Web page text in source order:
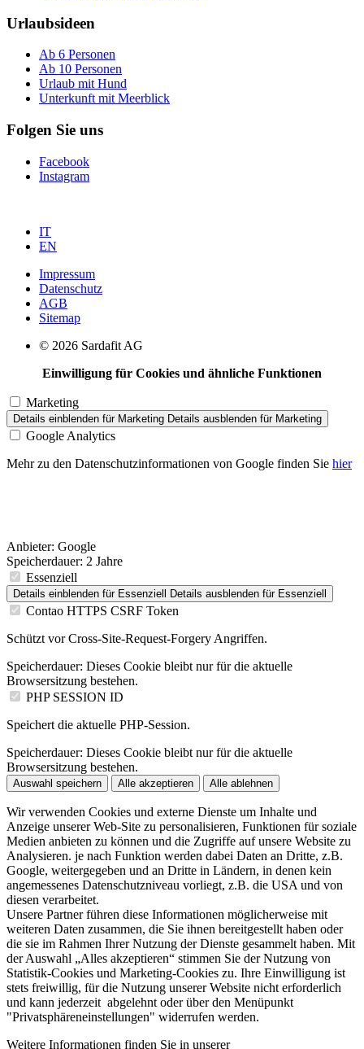
Urlaubsideen
Ab 6 Personen
Ab 10 Personen
Urlaub mit Hund
Unterkunft mit Meerblick
Folgen Sie uns
Facebook
Instagram
IT
EN
Impressum
Datenschutz
AGB
Sitemap
© 2026 Sardafit AG
Einwilligung für Cookies und ähnliche Funktionen
Marketing
Details einblenden für Marketing Details ausblenden für Marketing
Google Analytics
Mehr zu den Datenschutzinformationen von Google finden Sie hier
Anbieter: Google
Speicherdauer: 2 Jahre
Essenziell
Details einblenden für Essenziell Details ausblenden für Essenziell
Contao HTTPS CSRF Token
Schützt vor Cross-Site-Request-Forgery Angriffen.
Speicherdauer: Dieses Cookie bleibt nur für die aktuelle
Browsersitzung bestehen.
PHP SESSION ID
Speichert die aktuelle PHP-Session.
Speicherdauer: Dieses Cookie bleibt nur für die aktuelle
Browsersitzung bestehen.
Auswahl speichern Alle akzeptieren Alle ablehnen
Wir verwenden Cookies und externe Dienste um Inhalte und
Anzeige unserer Web-Site zu personalisieren, Funktionen für soziale
Medien anbieten zu können und die Zugriffe auf unsere Website zu
Analysieren. je nach Funktion werden dabei Daten an Dritte, z.B.
Google, weitergegeben und an Dritte in Ländern, in denen kein
angemessenes Datenschutzniveau vorliegt, z.B. die USA und von
diesen verarbeitet.
Unsere Partner führen diese Informationen möglicherweise mit
weiteren Daten zusammen, die Sie ihnen bereitgestellt haben oder
die sie im Rahmen Ihrer Nutzung der Dienste gesammelt haben. Mit
der Auswahl „Alles akzeptieren“ stimmen Sie der Nutzung von
Statistik-Cookies und Marketing-Cookies zu. Ihre Einwilligung ist
stets freiwillig, für die Nutzung unserer Website nicht erforderlich
und kann jederzeit abgelehnt oder über den Menüpunkt
"Privatsphäreneinstellungen" widerrufen werden.
Weitere Informationen finden Sie in unserer